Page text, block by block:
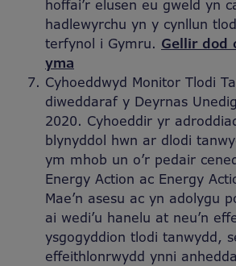
hoffai’r elusen eu gweld yn
hadlewyrchu yn y cynllun
terfynol i Gymru. Gellir dod
yma
Cyhoeddwyd Monitor Tlodi
diweddaraf y Deyrnas
2020. Cyhoeddir yr
blynyddol hwn ar dlodi
ym mhob un o’r pedair
Energy Action ac Energy
Mae’n asesu ac yn adolygu
ai wedi’u hanelu at neu’n
ysgogyddion tlodi tanwydd,
effeithlonrwydd ynni